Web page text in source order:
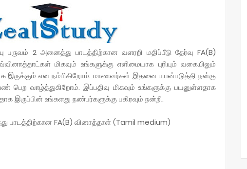
பருவம் 2 அனைத்து பாடத்திற்கான வளரறி மதிப்பீடு தேர்வு FA(B)
மிகவும் உங்களுக்கு எளிமையாக புரியும் வகையிலும்
இருக்கும் என நம்பிகிறோம். மாணவர்கள் இதனை பயன்படுத்தி நன்கு
பெற வாழ்த்துகிறோம். இப்பதிவு மிகவும் உங்களுக்கு பயனுள்ளதாக
இருப்பின் உங்களது நண்பர்களுக்கு பகிரவும் நன்றி.
பாடத்திற்கான FA(B) வினாத்தாள் (Tamil medium)